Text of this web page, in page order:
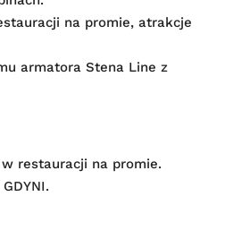
na promie, atrakcje
armatora Stena Line z
restauracji na promie.